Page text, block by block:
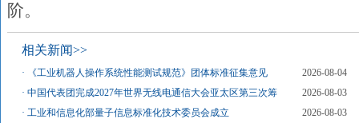
阶。
相关新闻>>
· 《工业机器人操作系统性能测试规范》团体标准征集意见
2026-08-04
·中国代表团完成2027年世界无线电通信大会亚太区第三次筹
2026-08-03
·工业和信息化部量子信息标准化技术委员会成立
2026-08-03